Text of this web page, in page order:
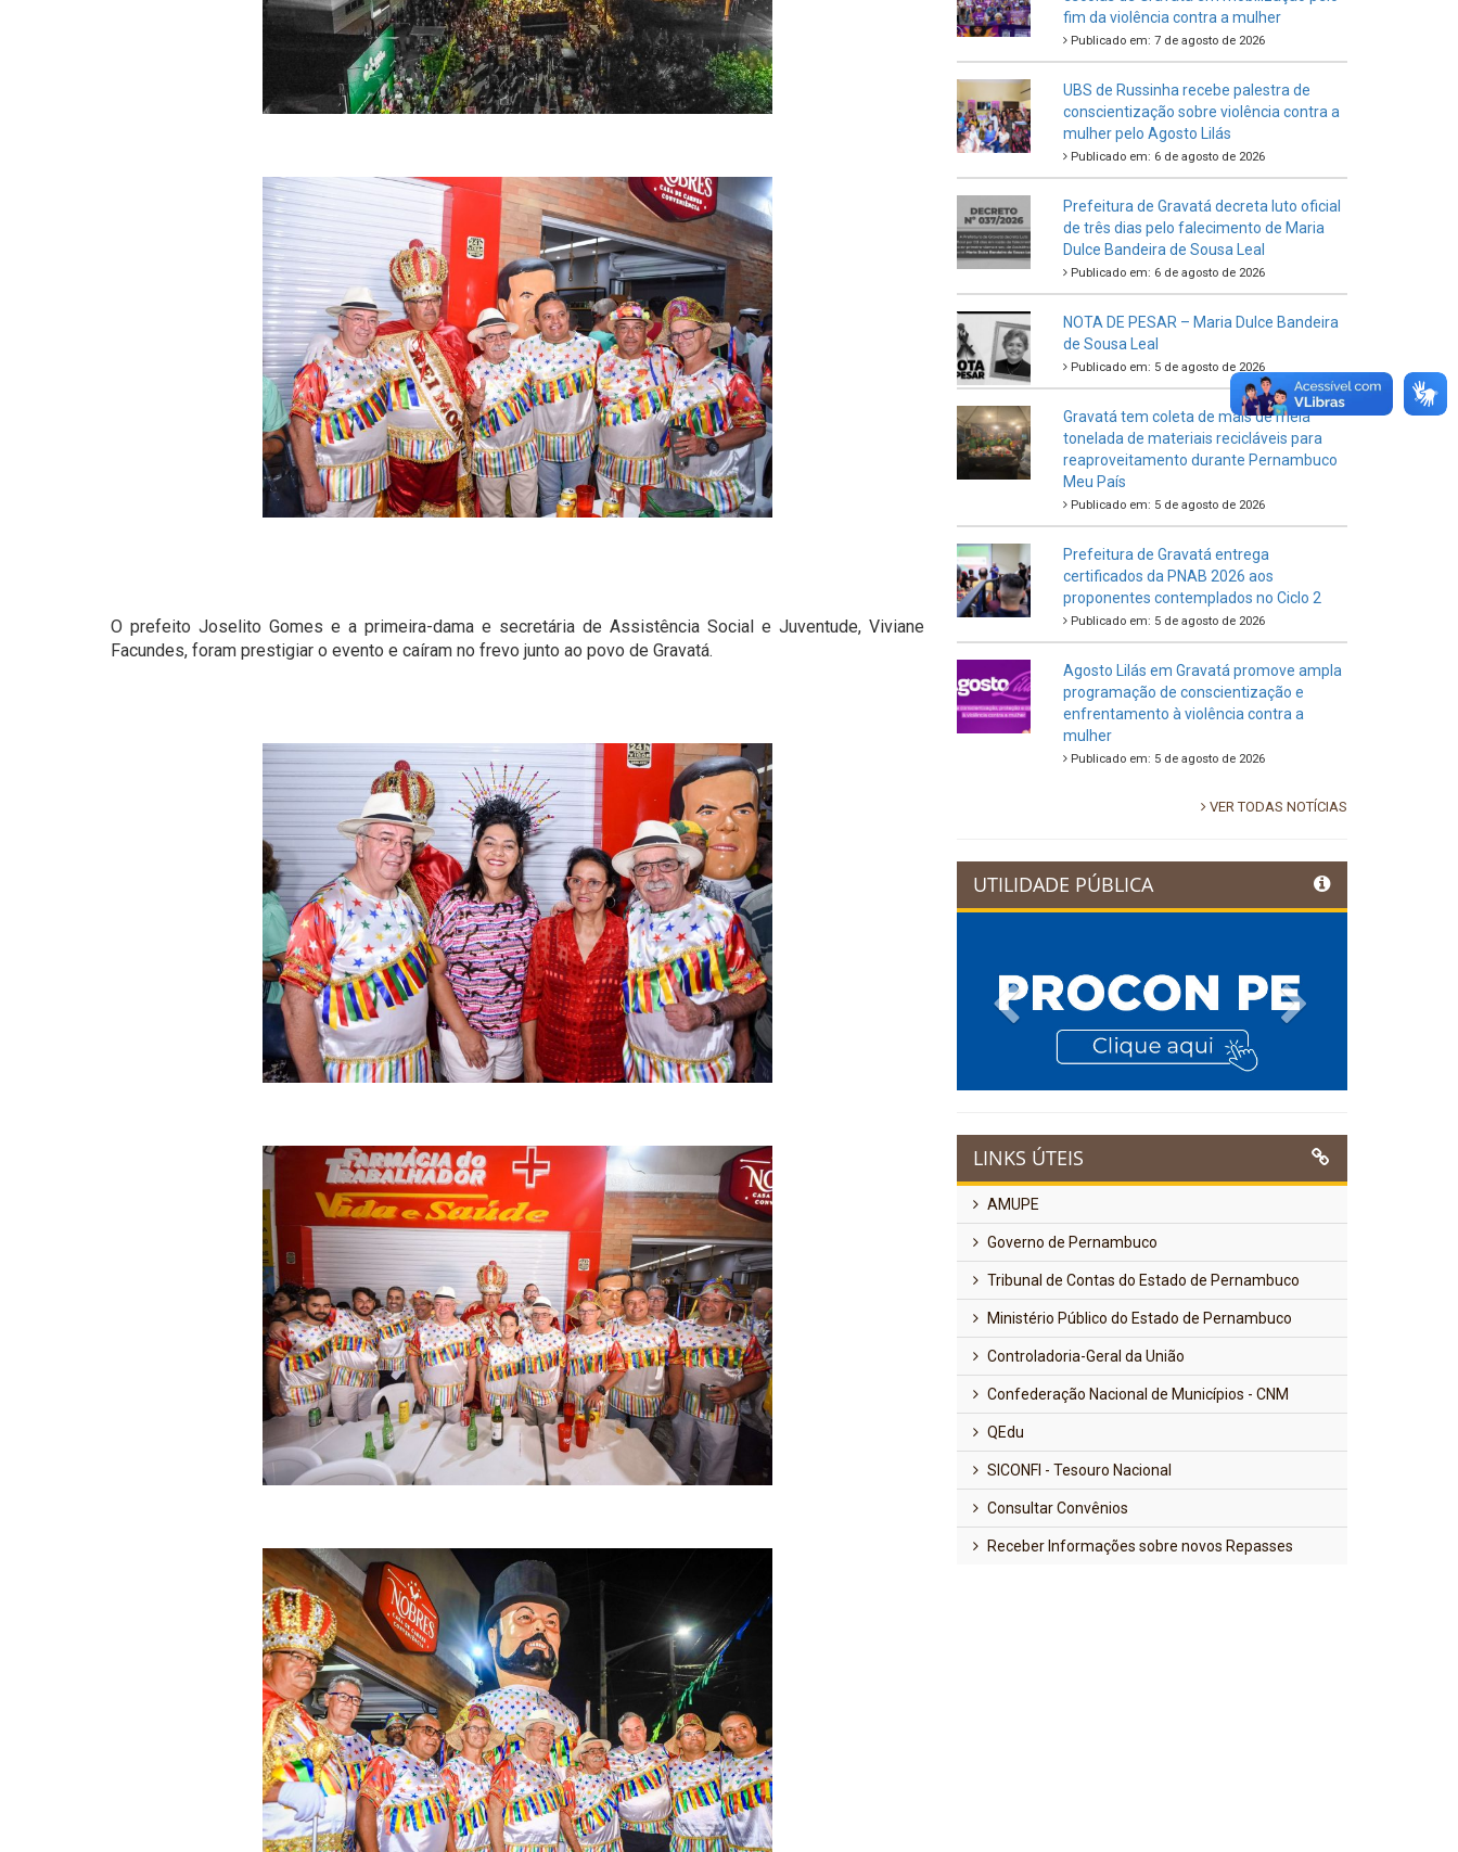
O prefeito Joselito Gomes e a primeira-dama e secretária de Assistência Social e Juventude, Viviane
Facundes, foram prestigiar o evento e caíram no frevo junto ao povo de Gravatá.
fim da violência contra a mulher
Publicado em: 7 de agosto de 2026
UBS de Russinha recebe palestra de
conscientização sobre violência contra a
mulher pelo Agosto Lilás
Publicado em: 6 de agosto de 2026
Prefeitura de Gravatá decreta luto oficial
de três dias pelo falecimento de Maria
Dulce Bandeira de Sousa Leal
Publicado em: 6 de agosto de 2026
NOTA DE PESAR – Maria Dulce Bandeira
de Sousa Leal
Publicado em: 5 de agosto de 2026
Gravatá tem coleta de mais de meia
tonelada de materiais recicláveis para
reaproveitamento durante Pernambuco
Meu País
Publicado em: 5 de agosto de 2026
Prefeitura de Gravatá entrega
certificados da PNAB 2026 aos
proponentes contemplados no Ciclo 2
Publicado em: 5 de agosto de 2026
Agosto Lilás em Gravatá promove ampla
programação de conscientização e
enfrentamento à violência contra a
mulher
Publicado em: 5 de agosto de 2026
VER TODAS NOTÍCIAS
UTILIDADE PÚBLICA
Previous
LINKS ÚTEIS
AMUPE
Governo de Pernambuco
Tribunal de Contas do Estado de Pernambuco
Ministério Público do Estado de Pernambuco
Controladoria-Geral da União
Confederação Nacional de Municípios - CNM
QEdu
SICONFI - Tesouro Nacional
Consultar Convênios
Receber Informações sobre novos Repasses